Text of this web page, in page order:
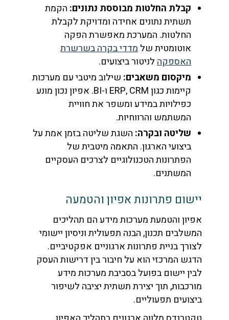
קבלת החלטות מבוססת נתונים:הקמת
תשתית נתונים אחידה ומדויקת לקבלת
החלטות. המערכת מאפשרת הפקה
אוטומטית שלמדדי בקרה בשרשרת
האספקהלניטור ביצועים.
מיקסום משאבים:שילוב מיטבי עם מערכות
קיימות כגון ERP, CRM ו-BI. אפיון נכון מונע
כפילויות במידע ומשפר את חוויית
המשתמש והרווחיות.
שליטה ובקרה:השגת שליטה בזמן אמת על
ביצועי הארגון. התאמה מיטבית של
הפתרונות הטכנולוגיים לצרכים העסקיים
המשתנים.
יישום פתרונות אפיון והטמעה
אפיון והטמעת מערכות מידע הם תהליכים
המשלבים תכנון, הבנה תפעולית וניסיון יישומי
לצורך בניית פתרונות ארגוניים אפקטיביים.
הדגש המרכזי הוא על חיבור בין דרישות העסק
לבין יישום בפועל בסביבת מערכות מידע
מורכבות, תוך יצירת תשתית יציבה לשיפור
ביצועים תפעוליים.